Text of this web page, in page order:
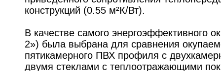
конструкций (0.55 м²К/Вт).
В качестве самого энергоэффективного
2») была выбрана для сравнения
пятикамерного ПВХ профиля с
двумя стеклами с теплоотражающими